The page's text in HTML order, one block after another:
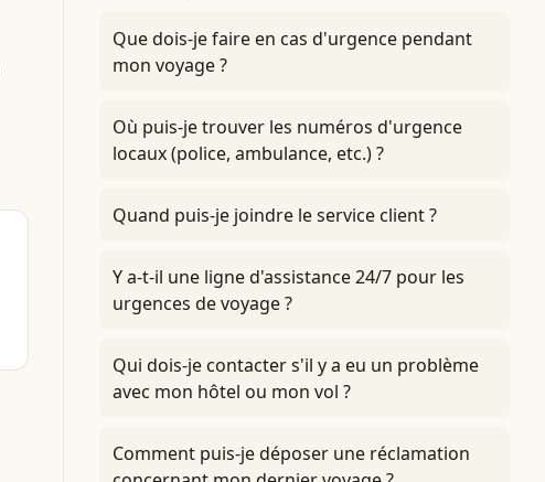
Que dois-je faire en cas d'urgence pendant
mon voyage ?
Où puis-je trouver les numéros d'urgence
locaux (police, ambulance, etc.) ?
Quand puis-je joindre le service client ?
Y a-t-il une ligne d'assistance 24/7 pour les
urgences de voyage ?
Qui dois-je contacter s'il y a eu un problème
avec mon hôtel ou mon vol ?
Comment puis-je déposer une réclamation